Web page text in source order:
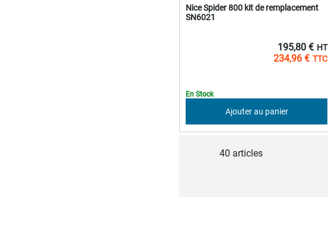
Nice Spider 800 kit de remplacement
SN6021
234,96 €
195,80 €
En Stock
Ajouter au panier
40 articles